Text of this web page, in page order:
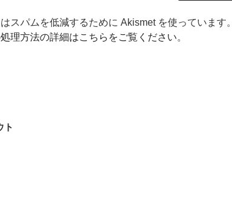
スパムを低減するために Akismet を使っています。
処理方法の詳細はこちらをご覧ください。
ト